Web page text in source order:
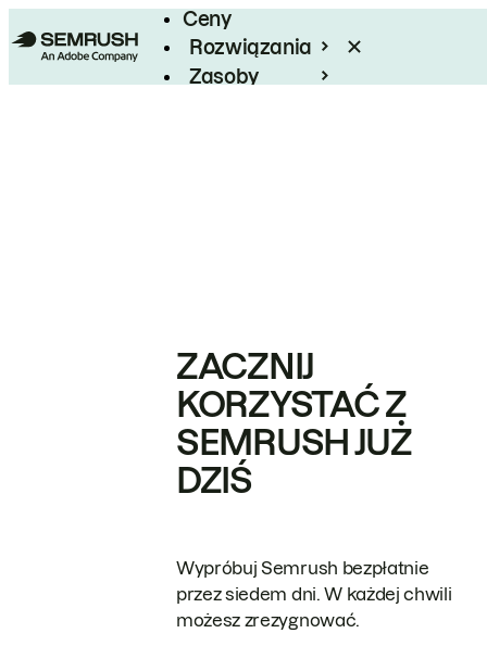
Ceny
Rozwiązania
Zasoby
ZACZNIJ
KORZYSTAĆ Z
SEMRUSH JUŻ
DZIŚ
Wypróbuj Semrush bezpłatnie
przez siedem dni. W każdej chwili
możesz zrezygnować.